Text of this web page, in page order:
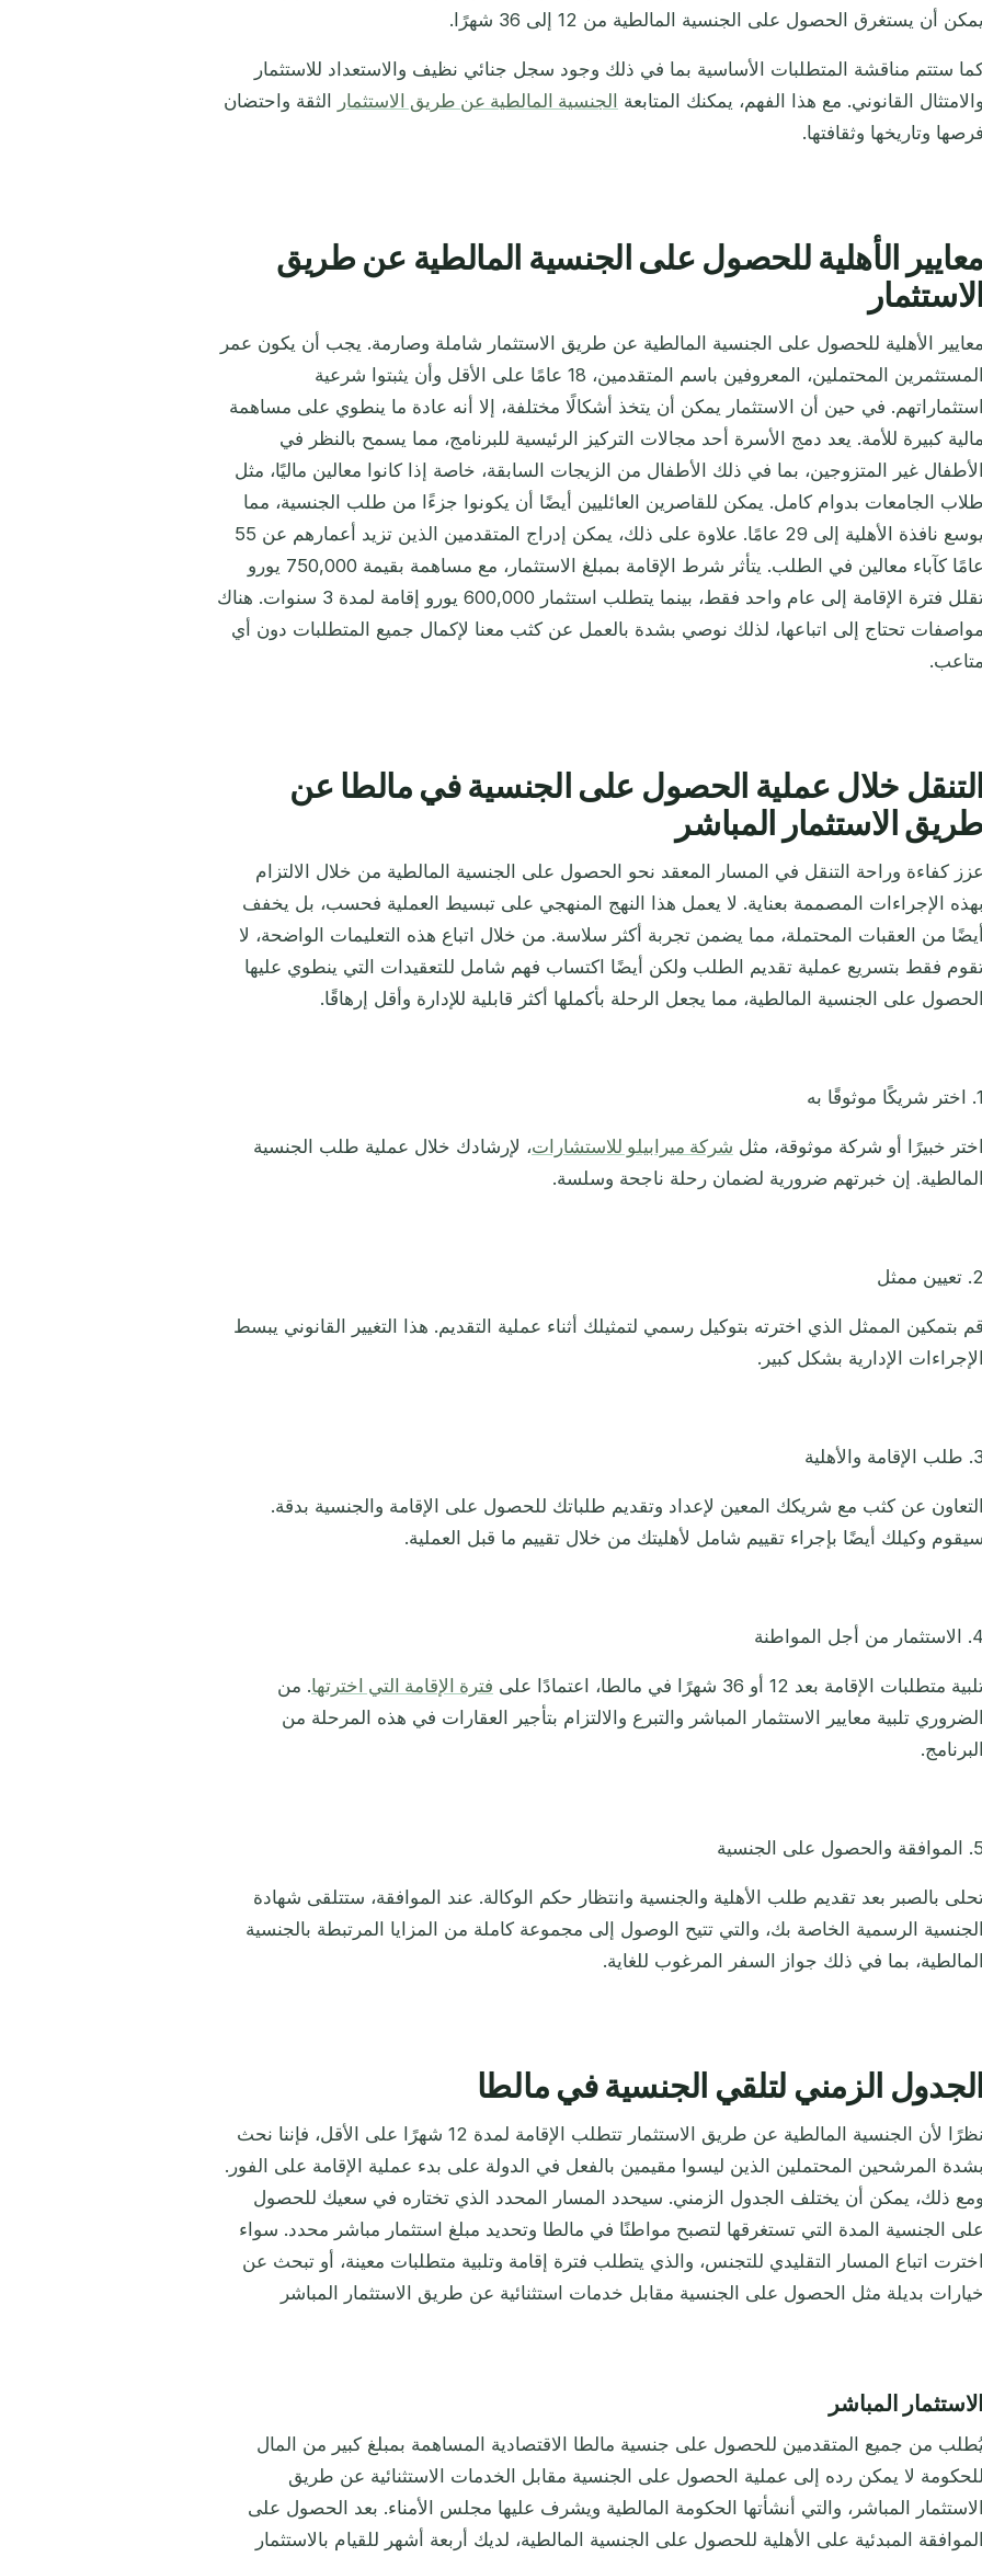
يمكن أن يستغرق الحصول على الجنسية المالطية من 12 إلى 36 شهرًا.
ستتم مناقشة المتطلبات الأساسية بما في ذلك وجود سجل جنائي نظيف والاستعداد للاستثمار
والامتثال القانوني. مع هذا الفهم، يمكنك المتابعة الجنسية المالطية عن طريق الاستثمار
الثقة واحتضان
فرصها وتاريخها وثقافتها.
معايير الأهلية للحصول على الجنسية المالطية عن طريق
الاستثمار
معايير الأهلية للحصول على الجنسية المالطية عن طريق الاستثمار شاملة وصارمة. يجب أن يكون عمر
المستثمرين المحتملين، المعروفين باسم المتقدمين، 18 عامًا على الأقل وأن يثبتوا شرعية
استثماراتهم. في حين أن الاستثمار يمكن أن يتخذ أشكالًا مختلفة، إلا أنه عادة ما ينطوي على مساهمة
مالية كبيرة للأمة. يعد دمج الأسرة أحد مجالات التركيز الرئيسية للبرنامج، مما يسمح بالنظر في
الأطفال غير المتزوجين، بما في ذلك الأطفال من الزيجات السابقة، خاصة إذا كانوا معالين ماليًا، مثل
طلاب الجامعات بدوام كامل. يمكن للقاصرين العائليين أيضًا أن يكونوا جزءًا من طلب الجنسية، مما
يوسع نافذة الأهلية إلى 29 عامًا. علاوة على ذلك، يمكن إدراج المتقدمين الذين تزيد أعمارهم عن 55
عامًا كآباء معالين في الطلب. يتأثر شرط الإقامة بمبلغ الاستثمار، مع مساهمة بقيمة 750,000 يورو
تقلل فترة الإقامة إلى عام واحد فقط، بينما يتطلب استثمار 600,000 يورو إقامة لمدة 3 سنوات. هناك
مواصفات تحتاج إلى اتباعها، لذلك نوصي بشدة بالعمل عن كثب معنا لإكمال جميع المتطلبات دون أي
متاعب.
التنقل خلال عملية الحصول على الجنسية في مالطا عن
طريق الاستثمار المباشر
عزز كفاءة وراحة التنقل في المسار المعقد نحو الحصول على الجنسية المالطية من خلال الالتزام
بهذه الإجراءات المصممة بعناية. لا يعمل هذا النهج المنهجي على تبسيط العملية فحسب، بل يخفف
أيضًا من العقبات المحتملة، مما يضمن تجربة أكثر سلاسة. من خلال اتباع هذه التعليمات الواضحة، لا
فقط بتسريع عملية تقديم الطلب ولكن أيضًا اكتساب فهم شامل للتعقيدات التي ينطوي عليها
الحصول على الجنسية المالطية، مما يجعل الرحلة بأكملها أكثر قابلية للإدارة وأقل إرهاقًا.
1. اختر شريكًا موثوقًا به
اختر خبيرًا أو شركة موثوقة، مثل شركة ميرابيلو للاستشارات، لإرشادك خلال عملية طلب الجنسية
المالطية. إن خبرتهم ضرورية لضمان رحلة ناجحة وسلسة.
2. تعيين ممثل
قم بتمكين الممثل الذي اخترته بتوكيل رسمي لتمثيلك أثناء عملية التقديم. هذا التغيير القانوني يبسط
الإجراءات الإدارية بشكل كبير.
3. طلب الإقامة والأهلية
التعاون عن كثب مع شريكك المعين لإعداد وتقديم طلباتك للحصول على الإقامة والجنسية بدقة.
سيقوم وكيلك أيضًا بإجراء تقييم شامل لأهليتك من خلال تقييم ما قبل العملية.
4. الاستثمار من أجل المواطنة
متطلبات الإقامة بعد 12 أو 36 شهرًا في مالطا، اعتمادًا على فترة الإقامة التي اخترتها. من
الضروري تلبية معايير الاستثمار المباشر والتبرع والالتزام بتأجير العقارات في هذه المرحلة من
البرنامج.
5. الموافقة والحصول على الجنسية
بالصبر بعد تقديم طلب الأهلية والجنسية وانتظار حكم الوكالة. عند الموافقة، ستتلقى شهادة
الجنسية الرسمية الخاصة بك، والتي تتيح الوصول إلى مجموعة كاملة من المزايا المرتبطة بالجنسية
المالطية، بما في ذلك جواز السفر المرغوب للغاية.
الجدول الزمني لتلقي الجنسية في مالطا
نظرًا لأن الجنسية المالطية عن طريق الاستثمار تتطلب الإقامة لمدة 12 شهرًا على الأقل، فإننا نحث
بشدة المرشحين المحتملين الذين ليسوا مقيمين بالفعل في الدولة على بدء عملية الإقامة على الفور.
ومع ذلك، يمكن أن يختلف الجدول الزمني. سيحدد المسار المحدد الذي تختاره في سعيك للحصول
على الجنسية المدة التي تستغرقها لتصبح مواطنًا في مالطا وتحديد مبلغ استثمار مباشر محدد. سواء
اخترت اتباع المسار التقليدي للتجنس، والذي يتطلب فترة إقامة وتلبية متطلبات معينة، أو تبحث عن
خيارات بديلة مثل الحصول على الجنسية مقابل خدمات استثنائية عن طريق الاستثمار المباشر
الاستثمار المباشر
من جميع المتقدمين للحصول على جنسية مالطا الاقتصادية المساهمة بمبلغ كبير من المال
للحكومة لا يمكن رده إلى عملية الحصول على الجنسية مقابل الخدمات الاستثنائية عن طريق
الاستثمار المباشر، والتي أنشأتها الحكومة المالطية ويشرف عليها مجلس الأمناء. بعد الحصول على
الموافقة المبدئية على الأهلية للحصول على الجنسية المالطية، لديك أربعة أشهر للقيام بالاستثمار